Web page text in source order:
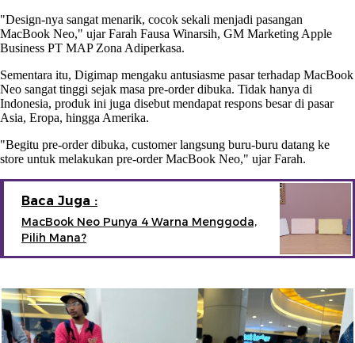
"Design-nya sangat menarik, cocok sekali menjadi pasangan
MacBook Neo," ujar Farah Fausa Winarsih, GM Marketing Apple
Business PT MAP Zona Adiperkasa.
Sementara itu, Digimap mengaku antusiasme pasar terhadap MacBook
Neo sangat tinggi sejak masa pre-order dibuka. Tidak hanya di
Indonesia, produk ini juga disebut mendapat respons besar di pasar
Asia, Eropa, hingga Amerika.
"Begitu pre-order dibuka, customer langsung buru-buru datang ke
store untuk melakukan pre-order MacBook Neo," ujar Farah.
Baca Juga :
MacBook Neo Punya 4 Warna Menggoda,
Pilih Mana?